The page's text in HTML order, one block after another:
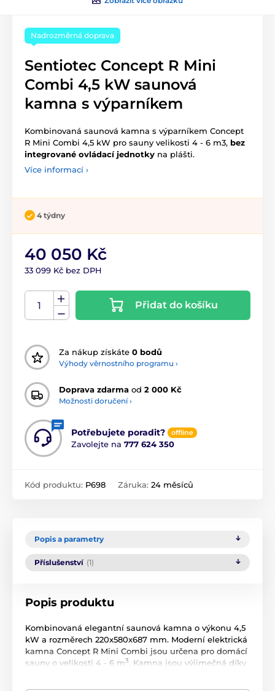
Nadrozměrná doprava
Sentiotec Concept R Mini
Combi 4,5 kW saunová
kamna s výparníkem
Kombinovaná saunová kamna s výparníkem Concept
R Mini Combi 4,5 kW pro sauny velikosti 4 - 6 m3, bez
integrované ovládací jednotky na plášti.
Více informací ›
4 týdny
40 050 Kč
33 099 Kč bez DPH
Přidat do košíku
Za nákup získáte 0 bodů
Výhody věrnostního programu ›
Doprava zdarma od 2 000 Kč
Možnosti doručení ›
Potřebujete poradit? offline
Zavolejte na 777 624 350
Kód produktu: P698 Záruka: 24 měsíců
Popis a parametry
Příslušenství (1)
Popis produktu
Kombinovaná elegantní saunová kamna o výkonu 4,5
kW a rozměrech 220x580x687 mm. Moderní elektrická
kamna Concept R Mini Combi jsou určena pro domácí
sauny o velikosti 4 - 6 m3
. Kamna jsou výjimečná díky